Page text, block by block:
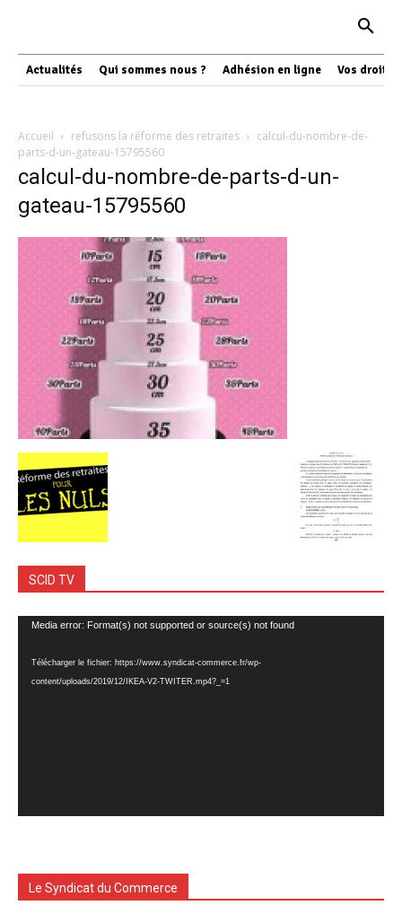
Actualités Qui sommes nous ? Adhésion en ligne Vos droits
Accueil refusons la réforme des retraites
calcul-du-nombre-de-
parts-d-un-gateau-15795560
calcul-du-nombre-de-parts-d-un-
gateau-15795560
SCID TV
Lecteur
Media error: Format(s) not supported or source(s) not found
Télécharger le fichier: https://www.syndicat-commerce.fr/wp-
content/uploads/2019/12/IKEA-V2-TWITER.mp4?_=1
Le Syndicat du Commerce